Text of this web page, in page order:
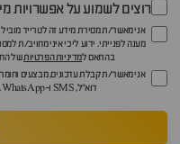
רוצים לשמוע על אפשרויות
אני מאשר/ת מסירת מידע זה לטרייד
מענה לפנייתי. ידוע לי כי איני מחויב/ת
בהתאם למדיניות הפרטיותשל
אני מאשר/ת קבלת עדכונים, מבצעים
דוא״ל, SMS ו-WhatsApp. ידוע לי כי באפשרותי לבטל הסכמה זו בכל עת.